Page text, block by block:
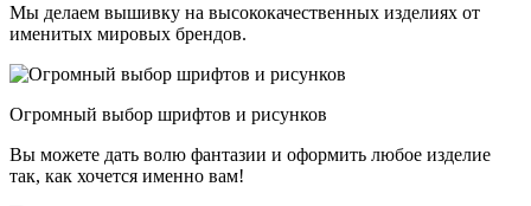
Мы делаем вышивку на высококачественных изделиях от
именитых мировых брендов.
Огромный выбор шрифтов и рисунков
Вы можете дать волю фантазии и оформить любое изделие
так, как хочется именно вам!